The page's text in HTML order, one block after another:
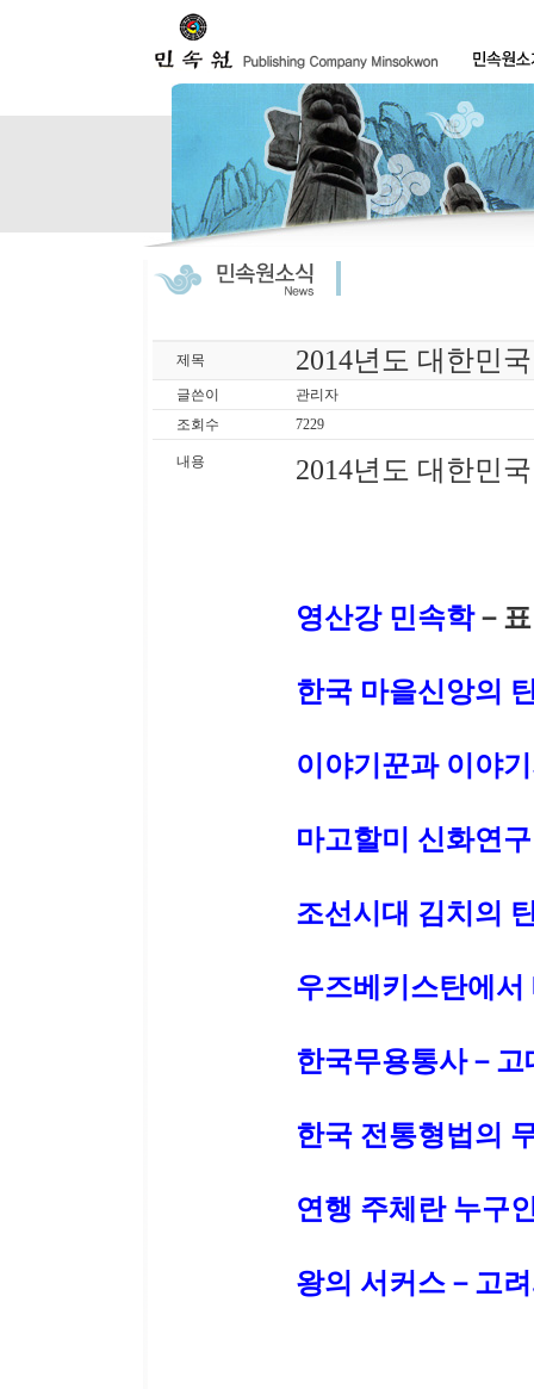
제목 2014년도 대한민
글쓴이
관리자
조회수
7229
내용 2014년도 대한민
영산강 민속학－
한국 마을신앙의
이야기꾼과 이야
마고할미 신화연구
조선시대 김치의
우즈베키스탄에서
한국무용통사－고
한국 전통형법의
연행 주체란 누구
왕의 서커스－고